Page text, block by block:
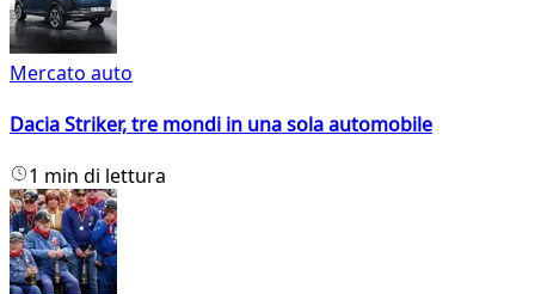
Mercato auto
Dacia Striker, tre mondi in una sola automobile
1 min di lettura